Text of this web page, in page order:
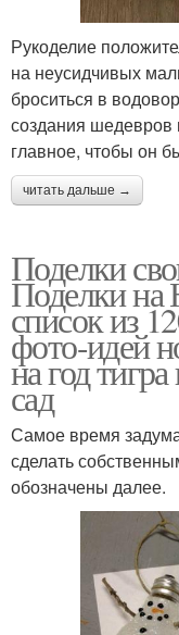
Рукоделие
на неусидчивых
броситься в
создания
главное, чтобы он
читать дальше →
Поделки
Поделки на
список из
фото-идей
на год
сад
Самое время
сделать
обозначены далее.